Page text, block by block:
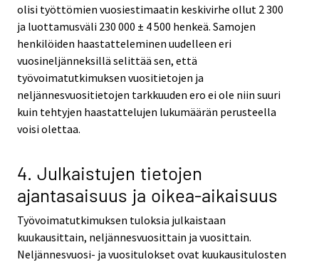
olisi työttömien vuosiestimaatin keskivirhe ollut 2 300
ja luottamusväli 230 000 ± 4 500 henkeä. Samojen
henkilöiden haastatteleminen uudelleen eri
vuosineljänneksillä selittää sen, että
työvoimatutkimuksen vuositietojen ja
neljännesvuositietojen tarkkuuden ero ei ole niin suuri
kuin tehtyjen haastattelujen lukumäärän perusteella
voisi olettaa.
4. Julkaistujen tietojen
ajantasaisuus ja oikea-aikaisuus
Työvoimatutkimuksen tuloksia julkaistaan
kuukausittain, neljännesvuosittain ja vuosittain.
Neljännesvuosi- ja vuositulokset ovat kuukausitulosten